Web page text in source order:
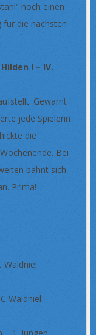
noch einen
für die nächsten
I – IV.
Gewarnt
jede Spielerin
die
Bei
bahnt sich
Prima!
Waldniel